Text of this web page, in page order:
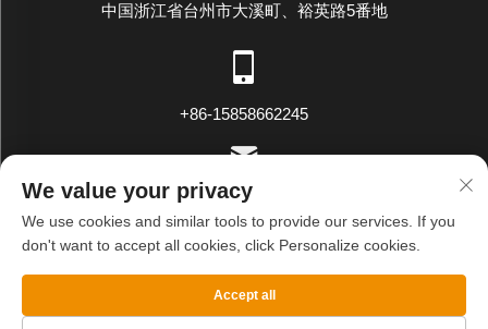
中国浙江省台州市大溪町、裕英路5番地
+86-15858662245
[email protected]
Copyright © WENLING WEIYING EXPORT AND IMPORT CO.LTD.
プライバシーポリシー
We value your privacy
We use cookies and similar tools to provide our services. If you
don't want to accept all cookies, click Personalize cookies.
Accept all